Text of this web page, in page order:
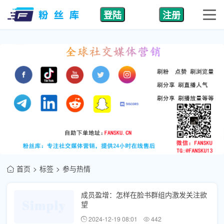
登陆 注册
首页 标签 参与热情
成员盈增：怎样在脸书群组内激发关注欲
望
2024-12-19 08:01 442